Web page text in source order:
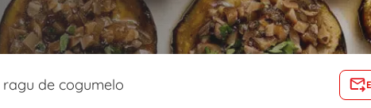
de cogumelo